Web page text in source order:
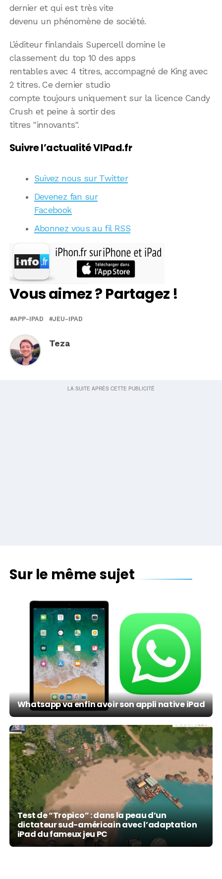
dernier et qui est très vite
devenu un phénomène de société.
L’éditeur finlandais Supercell domine le
classement du top 10 des apps
rentables avec 4 titres, accompagné de King avec
2 titres. Ce dernier studio
compte toujours uniquement sur la licence Candy
Crush et peine à sortir des
titres "innovants".
Suivre l’actualité VIPad.fr
Suivez nous sur Twitter
Devenez fan sur
Facebook
Abonnez vous au fil RSS
Vous aimez ? Partagez !
APP-IPAD JEU-IPAD
Teza
Sur le même sujet
Whatsapp va enfin avoir son appli native iPad
Test de “Tropico” : dans la peau d’un
dictateur sud-américain avec l’adaptation
iPad du fameux jeu PC
Tropico : gérez votre propre paradis tropical,
maintenant disponible sur iPad, avant une
version iPhone (vidéos)